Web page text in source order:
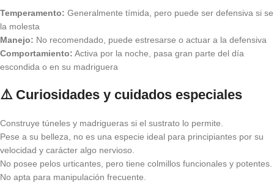
Temperamento: Generalmente tímida, pero puede ser defensiva si se
la molesta
Manejo: No recomendado, puede estresarse o actuar a la defensiva
Comportamiento: Activa por la noche, pasa gran parte del día
escondida o en su madriguera
⚠️ Curiosidades y cuidados especiales
Construye túneles y madrigueras si el sustrato lo permite.
Pese a su belleza, no es una especie ideal para principiantes por su
velocidad y carácter algo nervioso.
No posee pelos urticantes, pero tiene colmillos funcionales y potentes.
No apta para manipulación frecuente.